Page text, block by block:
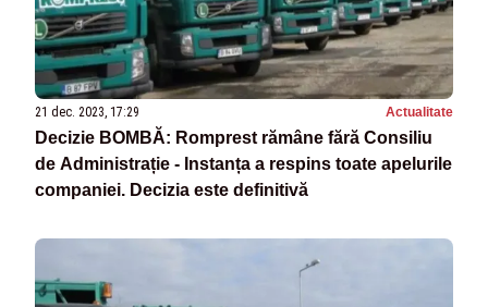
21 dec. 2023, 17:29 Actualitate
Decizie BOMBĂ: Romprest rămâne fără Consiliu
de Administrație - Instanța a respins toate apelurile
companiei. Decizia este definitivă